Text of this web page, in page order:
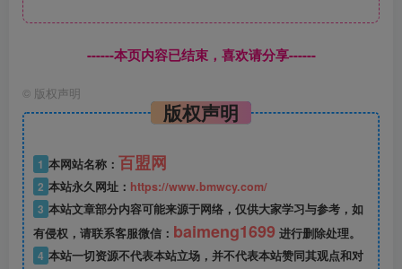
------本页内容已结束，喜欢请分享------
© 版权声明
版权声明
1 本网站名称： 百盟网
2 本站永久网址： https://www.bmwcy.com/
3 本站文章部分内容可能来源于网络，仅供大家学习与参考，如
有侵权，请联系客服微信： baimeng1699 进行删除处理。
4 本站一切资源不代表本站立场，并不代表本站赞同其观点和对